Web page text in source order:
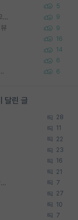
5
SSH 박사과정을 그만두고 지방대 박사로 옮기면 교수의 꿈은 끝일까요? 9
9
16
14
6
정보보안 연구하는 입장에선 식별가능한 사진을 올리는건 비추이긴함 6
달린 글
28
11
22
23
16
21
석박사 과정 합격하고, 컨택했던교수님이 연락이 안됩니다... 7
27
10
7